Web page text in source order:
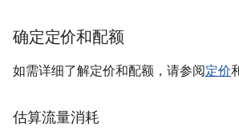
确定定价和配额
如需详细了解定价和配额，请参阅定价
估算流量消耗